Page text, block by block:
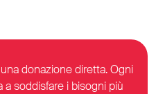
donazione diretta. Ogni
soddisfare i bisogni più